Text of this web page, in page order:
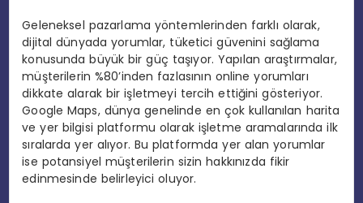
Geleneksel pazarlama yöntemlerinden farklı olarak,
dijital dünyada yorumlar, tüketici güvenini sağlama
konusunda büyük bir güç taşıyor. Yapılan araştırmalar,
müşterilerin %80’inden fazlasının online yorumları
dikkate alarak bir işletmeyi tercih ettiğini gösteriyor.
Google Maps, dünya genelinde en çok kullanılan harita
ve yer bilgisi platformu olarak işletme aramalarında ilk
sıralarda yer alıyor. Bu platformda yer alan yorumlar
ise potansiyel müşterilerin sizin hakkınızda fikir
edinmesinde belirleyici oluyor.